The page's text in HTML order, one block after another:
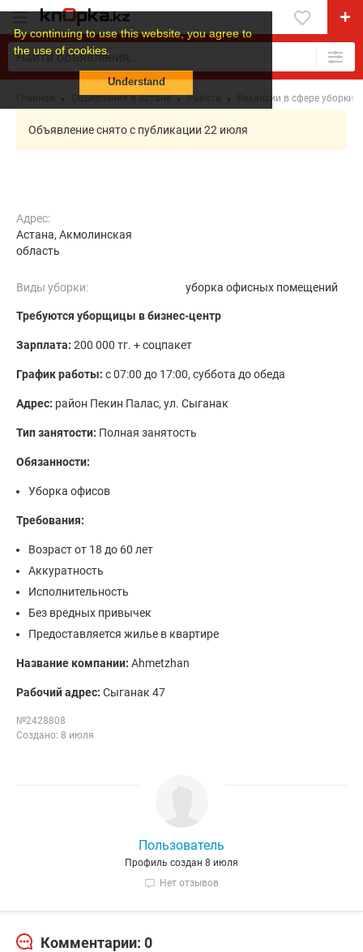
By continuing to use this website, you agree to
the use of cookies.
Understand
Объявления в Астане Работа Вакансии в сфере уборки
Объявление снято с публикации 22 июля
Адрес:
Астана, Акмолинская
область
Виды уборки: уборка офисных помещений
Требуются уборщицы в бизнес-центр
Зарплата: 200 000 тг. + соцпакет
График работы: с 07:00 до 17:00, суббота до обеда
Адрес: район Пекин Палас, ул. Сыганак
Тип занятости: Полная занятость
Обязанности:
Уборка офисов
Требования:
Возраст от 18 до 60 лет
Аккуратность
Исполнительность
Без вредных привычек
Предоставляется жилье в квартире
Название компании: Ahmetzhan
Рабочий адрес: Сыганак 47
№2428808
Создано: 8 июля
Пользователь
Профиль создан 8 июля
Нет отзывов
Комментарии: 0